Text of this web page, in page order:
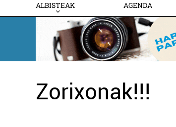
ALBISTEAK AGENDA
Zorixonak!!!